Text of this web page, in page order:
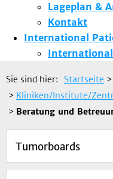
Lageplan &
Kontakt
International
Sie sind hier: Startseite >
> Kliniken/Institute/
> Beratung und
Tumorboards